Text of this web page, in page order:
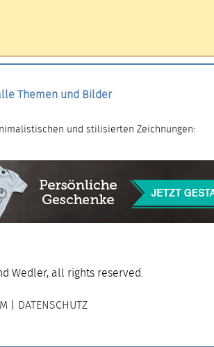
Themen und Bilder
und stilisierten Zeichnungen:
Wedler, all rights reserved.
| DATENSCHUTZ